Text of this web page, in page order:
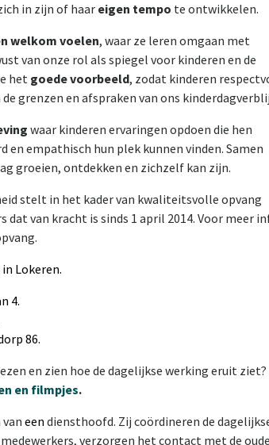
in zijn of haar eigen tempo te ontwikkelen.
welkom voelen, waar ze leren omgaan met
van onze rol als spiegel voor kinderen en de
het goede voorbeeld, zodat kinderen
grenzen en afspraken van ons
waar kinderen ervaringen opdoen die hen
en empathisch hun plek kunnen vinden. Samen
groeien, ontdekken en zichzelf kan zijn.
stelt in het kader van kwaliteitsvolle opvang
dat van kracht is sinds 1 april 2014. Voor meer
Lokeren.
4.
86.
en zien hoe de dagelijkse werking eruit ziet?
en filmpjes.
een diensthoofd. Zij coördineren de
verzorgen het contact met de